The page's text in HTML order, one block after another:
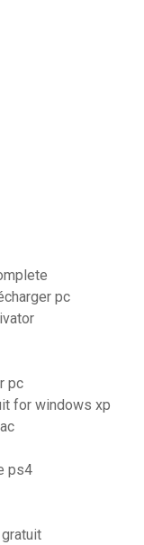
pc
pc
for windows xp
ps4